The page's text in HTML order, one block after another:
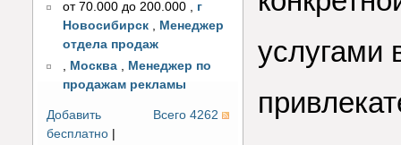
от 70.000 до 200.000 , г
Новосибирск , Менеджер
отдела продаж
, Москва , Менеджер по
продажам рекламы
Всего 4262
Добавить
бесплатно
услугами